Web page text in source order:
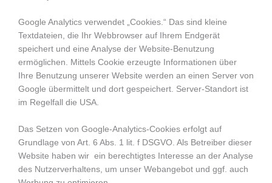
Google Analytics verwendet „Cookies.“ Das sind kleine
Textdateien, die Ihr Webbrowser auf Ihrem Endgerät
speichert und eine Analyse der Website-Benutzung
ermöglichen. Mittels Cookie erzeugte Informationen über
Ihre Benutzung unserer Website werden an einen Server von
Google übermittelt und dort gespeichert. Server-Standort ist
im Regelfall die USA.
Das Setzen von Google-Analytics-Cookies erfolgt auf
Grundlage von Art. 6 Abs. 1 lit. f DSGVO. Als Betreiber dieser
Website haben wir ein berechtigtes Interesse an der Analyse
des Nutzerverhaltens, um unser Webangebot und ggf. auch